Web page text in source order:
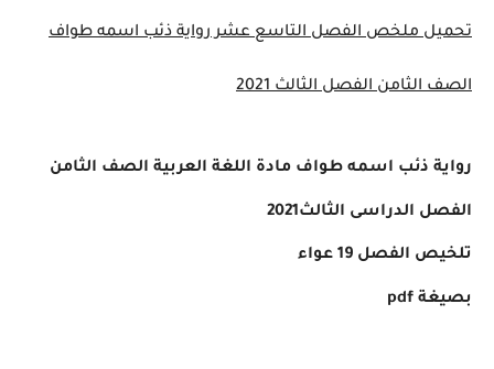
تحميل ملخص الفصل التاسع عشر رواية ذئب اسمه طواف
الصف الثامن الفصل الثالث 2021
رواية ذئب اسمه طواف مادة اللغة العربية الصف الثامن
الفصل الدراسى الثالث2021
تلخيص الفصل 19 عواء
بصيغة pdf